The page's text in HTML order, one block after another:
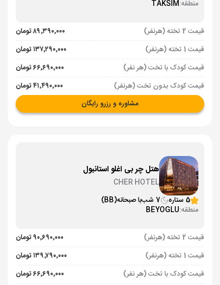
منطقه:TAKSIM
قیمت 2 تخته (هرنفر)
۸۹٬۳۹۰٬۰۰۰ تومان
قیمت 1 تخته (هرنفر)
۱۳۷٬۲۹۰٬۰۰۰ تومان
قیمت کودک با تخت (هر نفر)
۶۶٬۶۹۰٬۰۰۰ تومان
قیمت کودک بدون تخت (هرنفر)
۴۱٬۴۹۰٬۰۰۰ تومان
مشاوره و رزرو رایگان
هتل چر بی اغلو استانبول
CHER HOTEL
5 ستاره
7 شب با صبحانه(BB)
منطقه:BEYOGLU
قیمت 2 تخته (هرنفر)
۹۰٬۶۹۰٬۰۰۰ تومان
قیمت 1 تخته (هرنفر)
۱۳۹٬۷۹۰٬۰۰۰ تومان
قیمت کودک با تخت (هر نفر)
۶۶٬۶۹۰٬۰۰۰ تومان